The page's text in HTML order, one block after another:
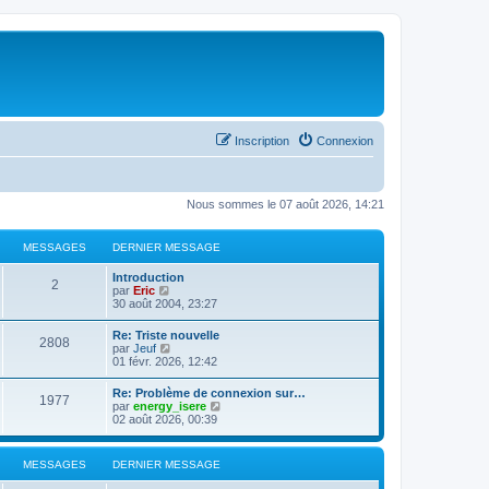
Connexion
Inscription
Nous sommes le 07 août 2026, 14:21
MESSAGES DERNIER MESSAGE
2
Introduction
par Eric
o
u
l
t
e
r
l
e
d
e
r
n
i
30 août 2004, 23:27
2808
Re: Triste nouvelle
par Jeuf
o
u
l
t
e
r
l
e
01 févr. 2026, 12:42
1977
Re: Problème de connexion sur…
par energy_isere
s
t
02 août 2026, 00:39
MESSAGES DERNIER MESSAGE